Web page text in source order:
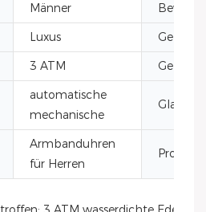
Männer
Luxus
3 ATM
automatische
mechanische
Glas:
Armbanduhren
für Herren